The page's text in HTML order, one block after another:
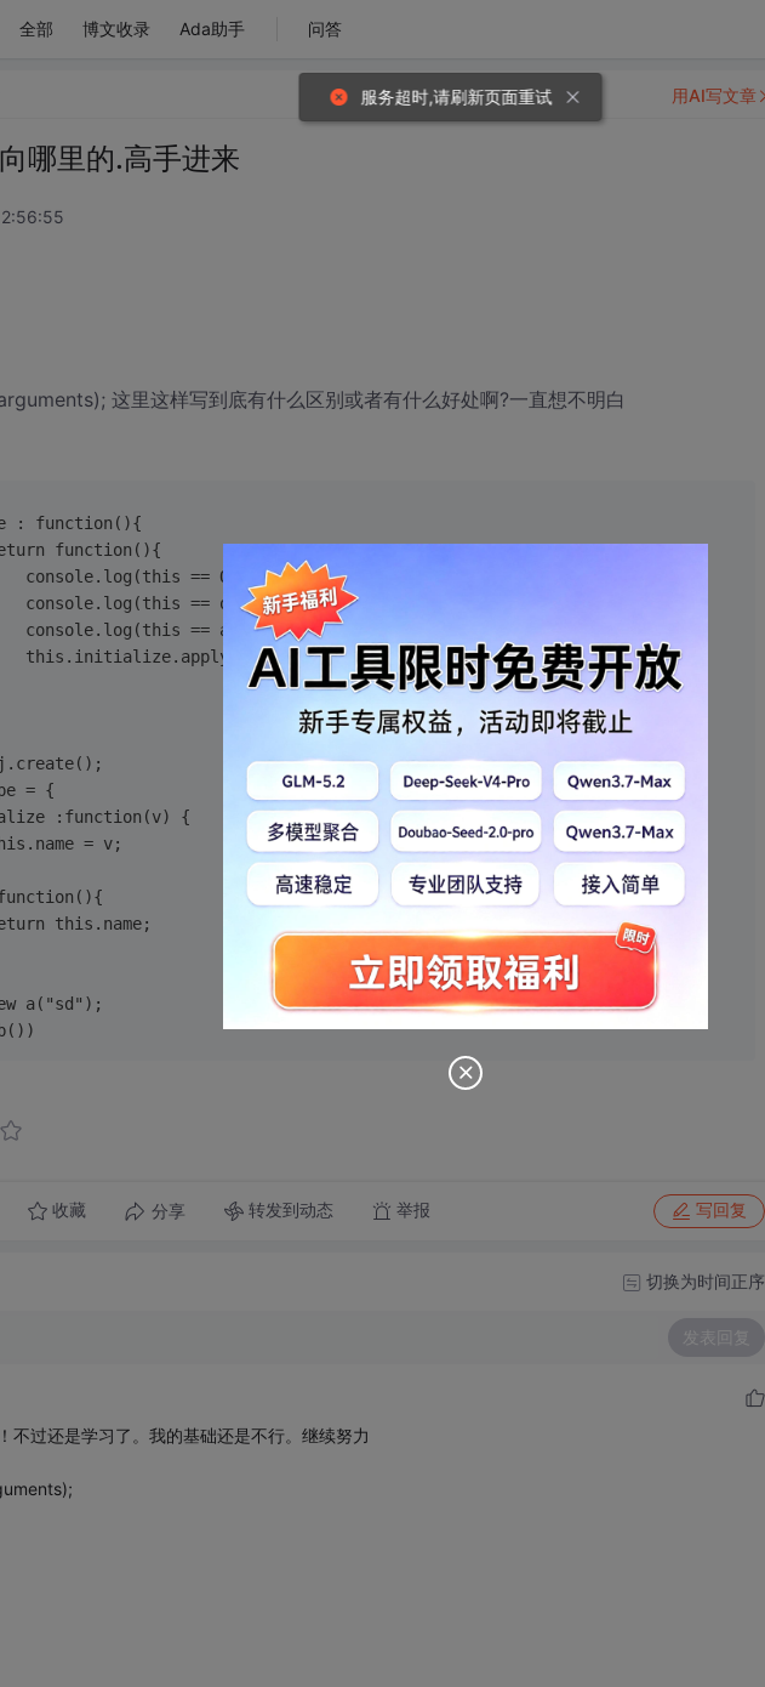
全部 博文收录 Ada助手 问答
哪里的.高手进来
这里这样写到底有什么区别或者有什么好处啊?一直想不明白
: function(){
return function(){
						console.log(this == Object)
						console.log(this == obj)
						console.log(this == a)
						this.initialize.apply(this,arguments);
= {
:function(v) {
this.name = v;
function(){
return this.name;
a("sd");
收藏 分享 转发到动态 举报 写回复
用AI写文章
切换为时间正序
发表回复
不过还是学习了。我的基础还是不行。继续努力
服务超时,请刷新页面重试